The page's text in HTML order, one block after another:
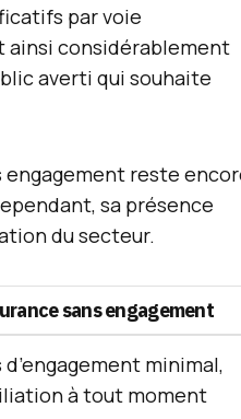
par voie
ainsi considérablement
averti qui souhaite
engagement reste
sa présence
du secteur.
sans engagement
d’engagement minimal,
à tout moment